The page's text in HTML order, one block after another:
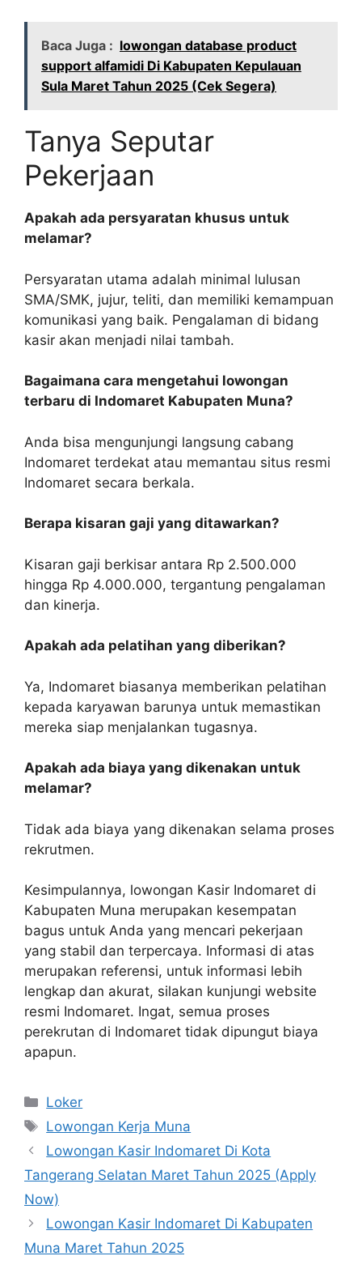
Baca Juga : lowongan database product
support alfamidi Di Kabupaten Kepulauan
Sula Maret Tahun 2025 (Cek Segera)
Tanya Seputar
Pekerjaan
Apakah ada persyaratan khusus untuk
melamar?
Persyaratan utama adalah minimal lulusan
SMA/SMK, jujur, teliti, dan memiliki kemampuan
komunikasi yang baik. Pengalaman di bidang
kasir akan menjadi nilai tambah.
Bagaimana cara mengetahui lowongan
terbaru di Indomaret Kabupaten Muna?
Anda bisa mengunjungi langsung cabang
Indomaret terdekat atau memantau situs resmi
Indomaret secara berkala.
Berapa kisaran gaji yang ditawarkan?
Kisaran gaji berkisar antara Rp 2.500.000
hingga Rp 4.000.000, tergantung pengalaman
dan kinerja.
Apakah ada pelatihan yang diberikan?
Ya, Indomaret biasanya memberikan pelatihan
kepada karyawan barunya untuk memastikan
mereka siap menjalankan tugasnya.
Apakah ada biaya yang dikenakan untuk
melamar?
Tidak ada biaya yang dikenakan selama proses
rekrutmen.
Kesimpulannya, lowongan Kasir Indomaret di
Kabupaten Muna merupakan kesempatan
bagus untuk Anda yang mencari pekerjaan
yang stabil dan terpercaya. Informasi di atas
merupakan referensi, untuk informasi lebih
lengkap dan akurat, silakan kunjungi website
resmi Indomaret. Ingat, semua proses
perekrutan di Indomaret tidak dipungut biaya
apapun.
Kategori
Loker
Tag
Lowongan Kerja Muna
Lowongan Kasir Indomaret Di Kota
Tangerang Selatan Maret Tahun 2025 (Apply
Now)
Lowongan Kasir Indomaret Di Kabupaten
Muna Maret Tahun 2025